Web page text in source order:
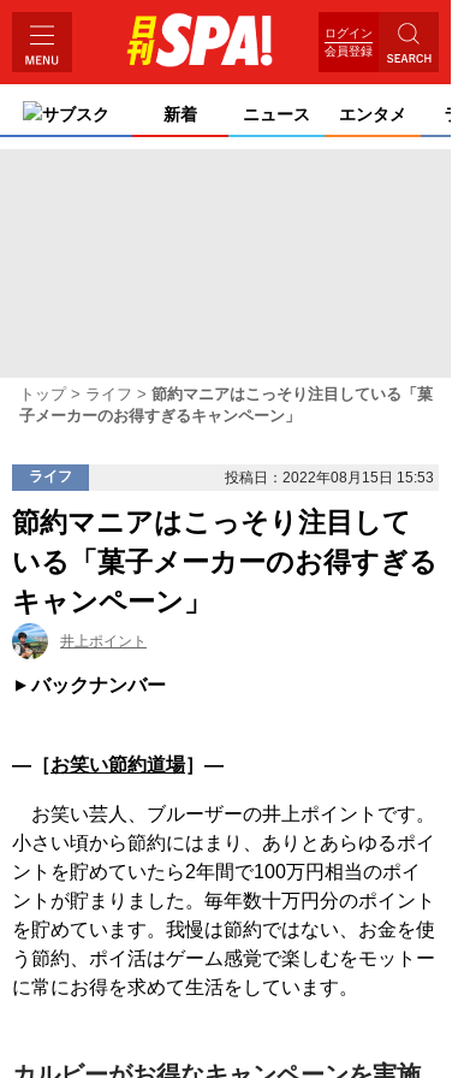
ログイン
会員登録
サブスク 新着 ニュース エンタメ ライ
トップ ライフ
節約マニアはこっそり注目している「菓
子メーカーのお得すぎるキャンペーン」
ライフ 投稿日：2022年08月15日 15:53
節約マニアはこっそり注目して
いる「菓子メーカーのお得すぎる
キャンペーン」
井上ポイント
バックナンバー
―［お笑い節約道場］―
お笑い芸人、ブルーザーの井上ポイントです。
小さい頃から節約にはまり、ありとあらゆるポイ
ントを貯めていたら2年間で100万円相当のポイ
ントが貯まりました。毎年数十万円分のポイント
を貯めています。我慢は節約ではない、お金を使
う節約、ポイ活はゲーム感覚で楽しむをモットー
に常にお得を求めて生活をしています。